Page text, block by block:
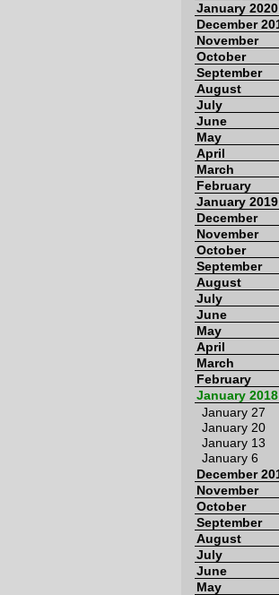
January 2020
December
November
October
September
August
July
June
May
April
March
February
January 2019
December
November
October
September
August
July
June
May
April
March
February
January 2018
January 27
January 20
January 13
January 6
December
November
October
September
August
July
June
May